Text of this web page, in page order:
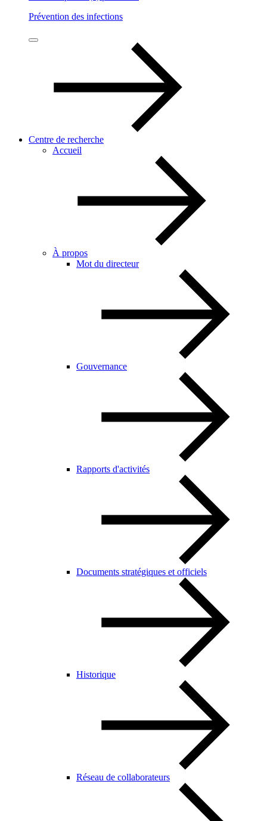
Prévention des infections
Centre de recherche
Accueil
À propos
Mot du directeur
Gouvernance
Rapports d'activités
Documents stratégiques et officiels
Historique
Réseau de collaborateurs